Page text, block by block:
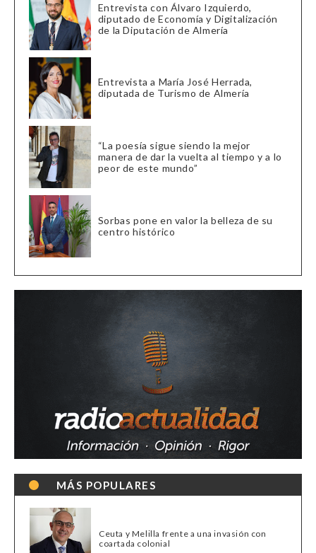
Entrevista con Álvaro Izquierdo,
diputado de Economía y Digitalización
de la Diputación de Almería
Entrevista a María José Herrada,
diputada de Turismo de Almería
“La poesía sigue siendo la mejor
manera de dar la vuelta al tiempo y a lo
peor de este mundo”
Sorbas pone en valor la belleza de su
centro histórico
MÁS POPULARES
Ceuta y Melilla frente a una invasión con
coartada colonial